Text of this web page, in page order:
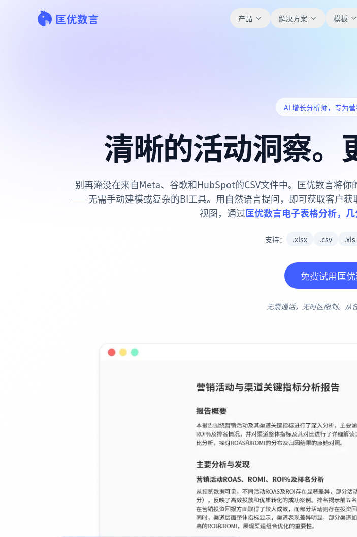
产品 解决方案 模板
财务
运营
用于跟踪流程、协作、计
销售
支持销售管道、目标、预
分析
用于看板、KPI复盘和经
新手指南
帮助文档
查看产品
提示词库
用于分析
快速入门
AI 增长分析师，专为
清晰的活动洞察。
别再淹没在来自Meta、谷歌和HubSpot的CSV文件中。匡优数言将
——无需手动建模或复杂的BI工具。用自然语言提问，即可获取客户获
视图，通过匡优数言电子表格分析，
支持： .xlsx .csv .xls
免费试用匡
无需通话，无时区限制。从